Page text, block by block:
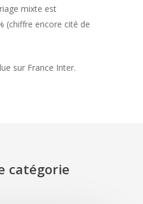
mixte est
(chiffre encore cité de
sur France Inter.
catégorie